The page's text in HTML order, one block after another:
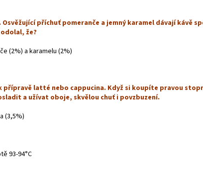
příchuť pomeranče a jemný karamel dávají kávě
že?
(2%) a karamelu (2%)
přípravě latté nebo cappucina. Když si koupíte pravou
a užívat oboje, skvělou chuť i povzbuzení.
(3,5%)
93-94°C